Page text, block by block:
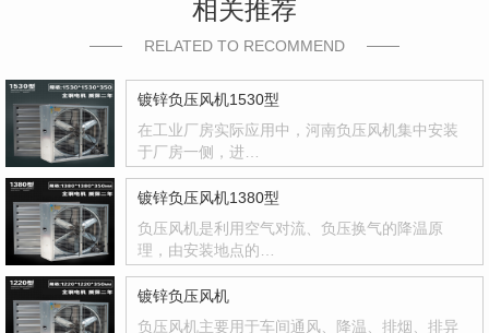
相关推荐
RELATED TO RECOMMEND
镀锌负压风机1530型
在工业厂房实际应用中，河南负压风机集中安装
于厂房一侧，进…
镀锌负压风机1380型
负压风机是利用空气对流、负压换气的降温原
理，由安装地点的…
镀锌负压风机
负压风机主要用于车间通风、降温、排烟、排异